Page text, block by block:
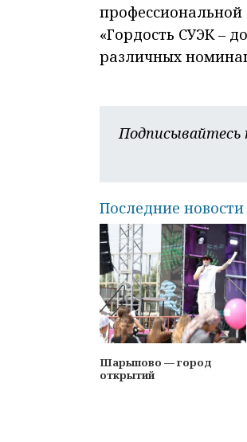
«Гордость СУЭК –
различных
Подписывайтесь
Последние
Шарыпово — город
открытий